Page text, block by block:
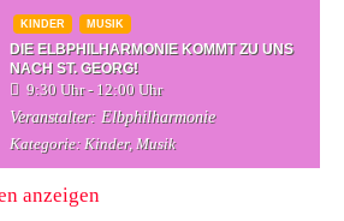
KINDER MUSIK
DIE ELBPHILHARMONIE KOMMT ZU UNS
NACH ST. GEORG!
9:30 Uhr - 12:00 Uhr
Veranstalter: Elbphilharmonie
Kategorie: Kinder, Musik
anzeigen